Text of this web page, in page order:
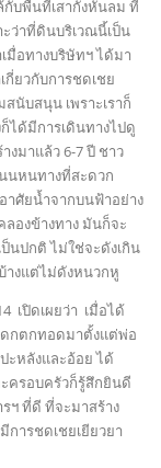
บพื้นที่เสากังหันลม ที
ว่าที่ดินบริเวณนี้เป็น
มื่อทางบริษัทฯ ได้มา
กี่ยวกับการชดเชย
สนับสนุน เพราะเราก็
ได้มีการเดินทางไปดู
งมาแล้ว 6-7 ปี ชาว
นหนทางที่สะดวก
าศัยน้ำจากบนฟ้าอย่าง
องข้างทาง มันก็จะ
นปกติ ไม่ใช่จะดังเกิน
างแต่ไม่ดังหนวกหู
ดเผยว่า เมื่อได้
กตกทอดมาตั้งแต่พ่อ
ะหลังและอ้อย ได้
ครอบครัวก็รู้สึกยินดี
ฯ ที่ดี ที่จะมาสร้าง
ารชดเชยเยียวยา